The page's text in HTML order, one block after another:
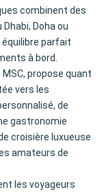
combinent des
Doha ou
équilibre parfait
à bord.
propose quant
vers les
de
gastronomie
croisière luxueuse
amateurs de
les voyageurs